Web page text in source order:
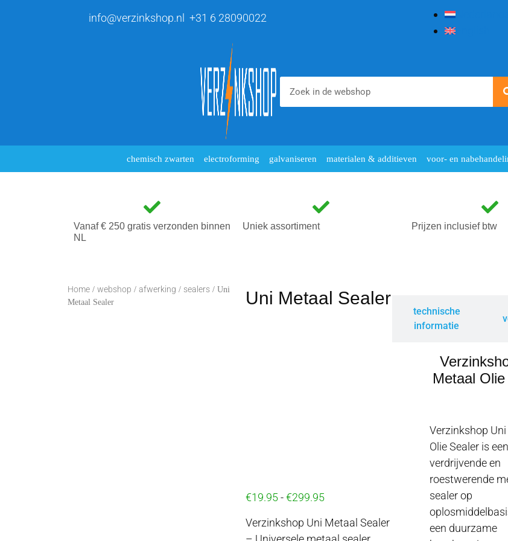
info@verzinkshop.nl +31 6 28090022
chemisch zwarten electroforming galvaniseren materialen & additieven voor- en
Vanaf € 250 gratis verzonden binnen
NL
Uniek assortiment Prijzen inclusief btw
Home / webshop / afwerking / sealers / Uni
Metaal Sealer
Uni Metaal Sealer
€19.95-€299.95
Verzinkshop Uni Metaal Sealer
technische
informatie
Metaal
Verzinkshop
Olie Sealer is
verdrijvende en
roestwerende
sealer op
een duurzame